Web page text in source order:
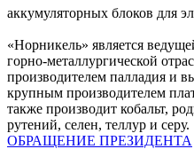
аккумуляторных блоков для
«Норникель» является
горно-металлургической
производителем палладия и
крупным производителем
также производит кобальт,
рутений, селен, теллур и серу.
ОБРАЩЕНИЕ ПРЕЗИДЕНТА